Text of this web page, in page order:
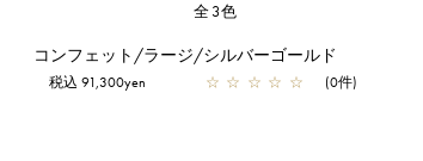
全3色
コンフェット/ラージ/シルバーゴールド
税込 91,300yen ☆ ☆ ☆ ☆ ☆ (0件)